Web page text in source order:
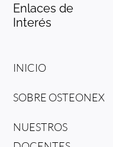
Enlaces de
Interés
INICIO
SOBRE OSTEONEX
NUESTROS